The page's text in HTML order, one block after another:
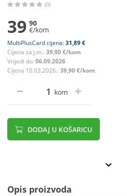
(0)
39 90
€/kom
MultiPlusCard cijena:31,89 €
Cijena za j.m.: 39,90 €/kom
Vrijedi do: 06.09.2026
Cijena 10.03.2026.: 39,90 €/kom
kom
DODAJ U KOŠARICU
Opis proizvoda